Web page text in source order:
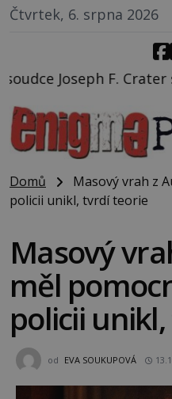
Čtvrtek, 6. srpna 2026
6. srpna 1930
Domů
Masový vrah z
policii unikl, tvrdí teorie
Masový
měl
policii
od EVA SOUKUPOVÁ